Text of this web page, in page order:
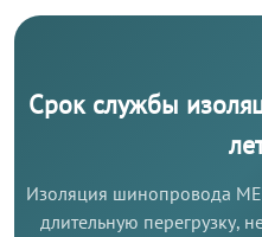
Срок службы
Изоляция шинопровода
длительную перегрузку,